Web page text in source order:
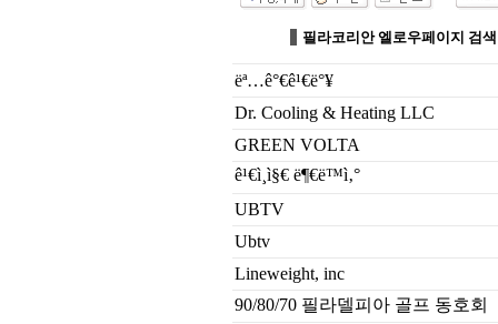
필라코리안 엘로우페이지 검색
ëª…ê°€ê¹€ë°¥
Dr. Cooling & Heating LLC
GREEN VOLTA
ê¹€ì¸ì§€ ë¶€ë™ì‚°
UBTV
Ubtv
Lineweight, inc
90/80/70 필라델피아 골프 동호회